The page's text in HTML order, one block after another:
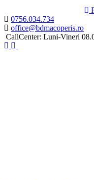
0756.034.734
office@bdmacoperis.ro
CallCenter: Luni-Vineri